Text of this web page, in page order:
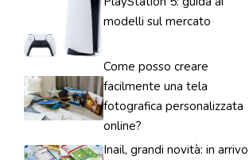
modelli sul mercato
Come posso creare
facilmente una tela
fotografica personalizzata
online?
Inail, grandi novità: in arrivo